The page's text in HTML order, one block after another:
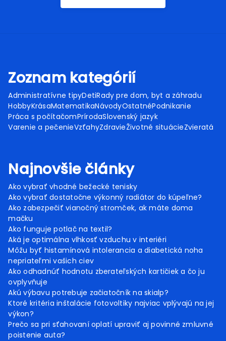
Zoznam kategórií
Administratívne tipyDetiRady pre dom, byt a záhradu
HobbyKrásaMatematikaNávodyOstatnéPodnikanie
Práca s počítačomPrírodaSlovenský jazyk
Varenie a pečenieVzťahyZdravieŽivotné situácieZvieratá
Najnovšie články
Ako vybrať vhodné bežecké tenisky
Ako vybrať dostatočne výkonný radiátor do kúpeľne?
Ako zabezpečiť vianočný stromček, ak máte doma
mačku
Ako funguje potlač na textil?
Aká je optimálna vlhkosť vzduchu v interiéri
Môžu byť histamínová intolerancia a diabetická noha
nepriateľmi vašich ciev
Ako odhadnúť hodnotu zberateľských kartičiek a čo ju
ovplyvňuje
Akú výbavu potrebuje začiatočník na skialp?
Ktoré kritéria inštalácie fotovoltiky najviac vplývajú na jej
výkon?
Prečo sa pri sťahovaní oplatí upraviť aj povinné zmluvné
poistenie auta?